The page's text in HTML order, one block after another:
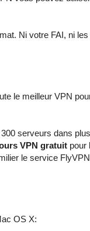
Ni votre FAI, ni les
le meilleur VPN
serveurs dans
VPN gratuit pour
le service
OS X: